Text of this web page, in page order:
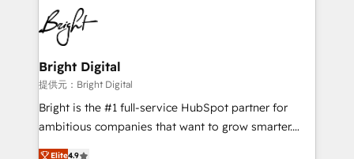
competitive market.
work for our clients. 🏆2023 Technical Expertise
Impact Award 🏆2022 Technical Expertise Impact
Award 🏆2022 Platform Migration Excellence Impact
Award 🏆2020 Elite Solutions Partner 🏆2019
Integrations HubSpot Impact Award 🏆2019
Marketing Enablement HubSpot Impact Award 🏆
2018 Website Design HubSpot Impact Award 🏆2017
Bright Digital
提供元：Bright Digital
Bright is the #1 full-service HubSpot partner for
ambitious companies that want to grow smarter.
From HubSpot onboarding, to training, from
Elite4.9